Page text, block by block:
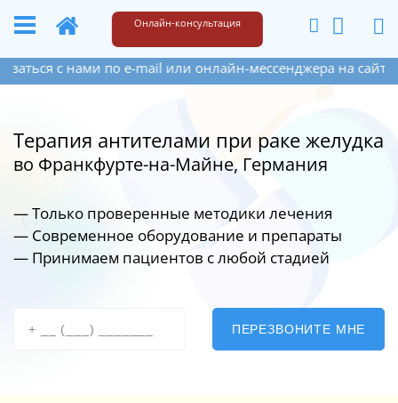
+49 173 6609187 Написать
Онлайн-консультация
по e-mail или онлайн-мессенджера на сайте
Терапия антителами при раке желудка
во Франкфурте-на-Майне, Германия
— Только проверенные методики лечения
— Современное оборудование и препараты
— Принимаем пациентов с любой стадией
ПЕРЕЗВОНИТЕ МНЕ